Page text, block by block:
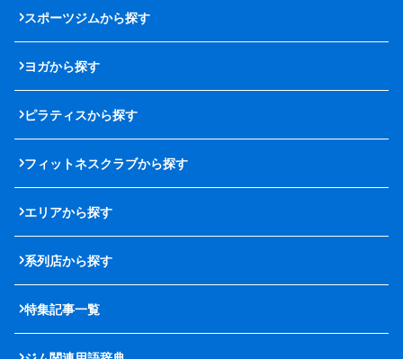
スポーツジムから探す
ヨガから探す
ピラティスから探す
フィットネスクラブから探す
エリアから探す
系列店から探す
特集記事一覧